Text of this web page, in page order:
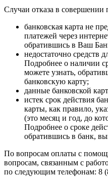
Случаи отказа в совершении
банковская карта не
платежей через
обратившись в Ваш
недостаточно средств
Подробнее о наличии
можете узнать,
банковскую карту;
данные банковской
истек срок действия
карты, как правило,
(это месяц и год, до
Подробнее о сроке
обратившись в банк,
По вопросам оплаты с
вопросам, связанным с
по следующим телефонам: 8